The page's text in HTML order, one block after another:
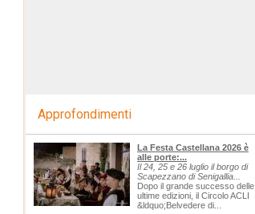
Approfondimenti
La Festa Castellana 2026 è
alle porte:...
Il 24, 25 e 26 luglio il borgo di
Scapezzano di Senigallia...
Dopo il grande successo delle
ultime edizioni, il Circolo ACLI
&ldquo;Belvedere di...